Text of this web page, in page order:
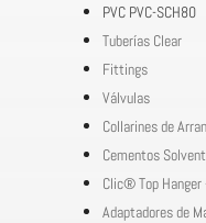
PVC PVC-SCH80
Tuberías Clear
Fittings
Válvulas
Collarines de
Cementos
Clic® Top Hanger
Adaptadores de